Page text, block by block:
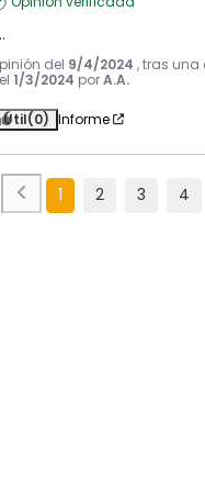
del 9/4/2024 , tras una
1/3/2024 porA.A.
Útil(0) Informe
1 2 3 4